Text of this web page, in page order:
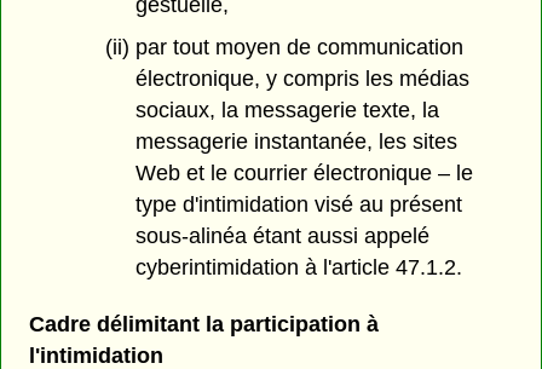
(ii) par tout moyen de communication
électronique, y compris les médias
sociaux, la messagerie texte, la
messagerie instantanée, les sites
Web et le courrier électronique – le
type d'intimidation visé au présent
sous-alinéa étant aussi appelé
cyberintimidation à l'article 47.1.2.
Cadre délimitant la participation à
l'intimidation